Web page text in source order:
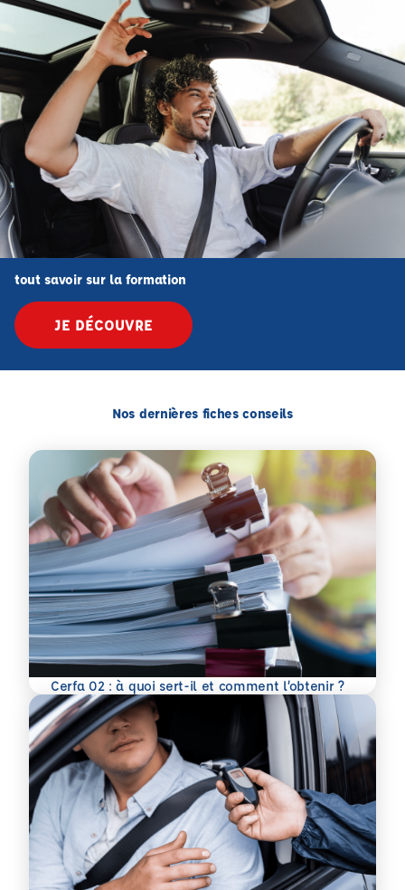
tout savoir sur la formation
JE DÉCOUVRE
Nos dernières fiches conseils
Cerfa 02 : à quoi sert-il et comment l’obtenir ?
En savoir plus